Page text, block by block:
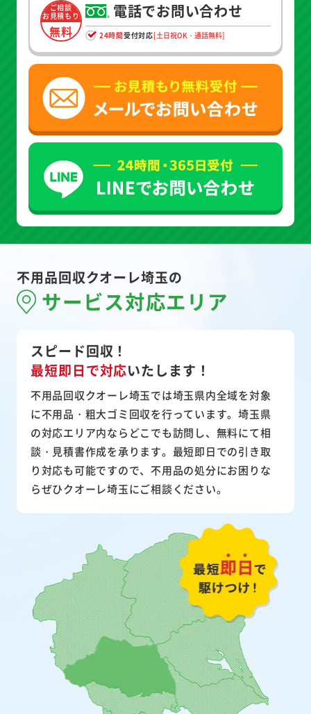
ご相談
お見積もり
無料
電話でお問い合わせ
24時間受付対応[土日祝OK・通話無料]
不用品回収クオーレ埼玉の
サービス対応エリア
スピード回収！
最短即日で対応いたします！
不用品回収クオーレ埼玉では埼玉県内全域を対象
に不用品・粗大ゴミ回収を行っています。埼玉県
の対応エリア内ならどこでも訪問し、無料にて相
談・見積書作成を承ります。最短即日での引き取
り対応も可能ですので、不用品の処分にお困りな
らぜひクオーレ埼玉にご相談ください。